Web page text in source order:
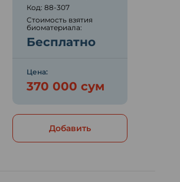
Код: 88-307
Стоимость взятия
биоматериала:
Бесплатно
Цена:
370 000 сум
Добавить